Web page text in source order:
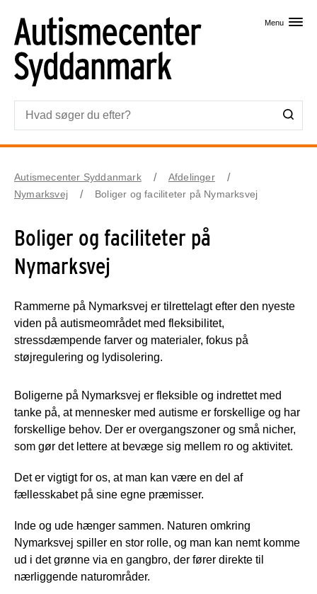
Menu
Autismecenter Syddanmark
Afdelinger
Nymarksvej
Boliger og faciliteter på Nymarksvej
Boliger og faciliteter på
Nymarksvej
Rammerne på Nymarksvej er tilrettelagt efter den nyeste
viden på autismeområdet med fleksibilitet,
stressdæmpende farver og materialer, fokus på
støjregulering og lydisolering.
Boligerne på Nymarksvej er fleksible og indrettet med
tanke på, at mennesker med autisme er forskellige og har
forskellige behov. Der er overgangszoner og små nicher,
som gør det lettere at bevæge sig mellem ro og aktivitet.
Det er vigtigt for os, at man kan være en del af
fællesskabet på sine egne præmisser.
Inde og ude hænger sammen. Naturen omkring
Nymarksvej spiller en stor rolle, og man kan nemt komme
ud i det grønne via en gangbro, der fører direkte til
nærliggende naturområder.